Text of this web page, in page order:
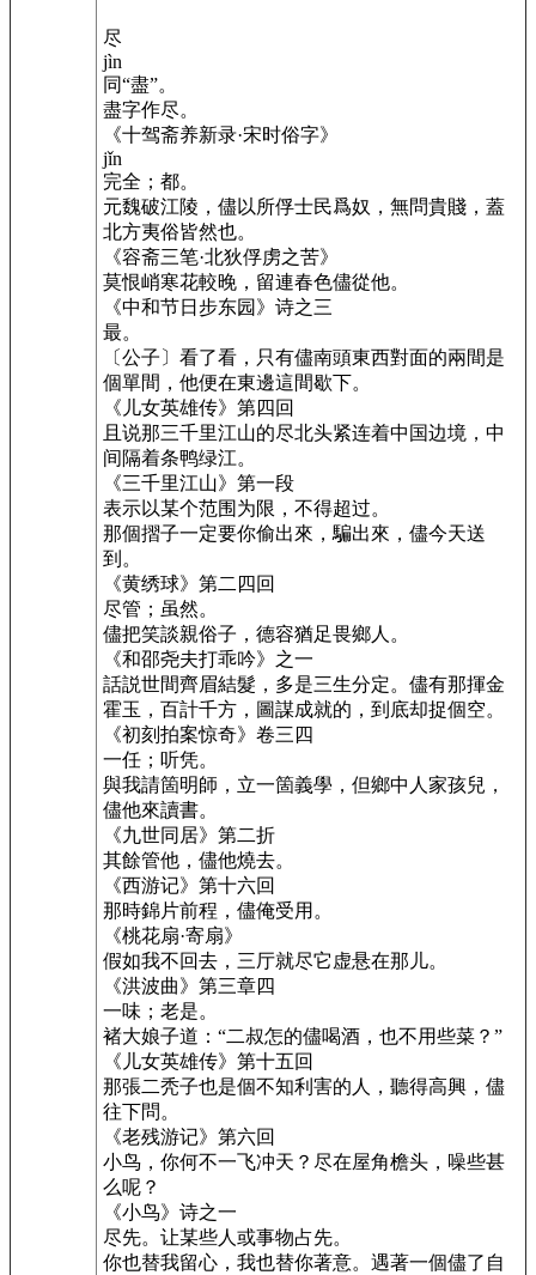
尽
jìn
同“盡”。
盡字作尽。
《十驾斋养新录·宋时俗字》
jǐn
完全；都。
元魏破江陵，儘以所俘士民爲奴，無問貴賤，蓋
北方夷俗皆然也。
《容斋三笔·北狄俘虏之苦》
莫恨峭寒花較晚，留連春色儘從他。
《中和节日步东园》诗之三
最。
〔公子〕看了看，只有儘南頭東西對面的兩間是
個單間，他便在東邊這間歇下。
《儿女英雄传》第四回
且说那三千里江山的尽北头紧连着中国边境，中
间隔着条鸭绿江。
《三千里江山》第一段
表示以某个范围为限，不得超过。
那個摺子一定要你偷出來，騙出來，儘今天送
到。
《黄绣球》第二四回
尽管；虽然。
儘把笑談親俗子，德容猶足畏鄉人。
《和邵尧夫打乖吟》之一
話説世間齊眉結髮，多是三生分定。儘有那揮金
霍玉，百計千方，圖謀成就的，到底却捉個空。
《初刻拍案惊奇》卷三四
一任；听凭。
與我請箇明師，立一箇義學，但鄉中人家孩兒，
儘他來讀書。
《九世同居》第二折
其餘管他，儘他燒去。
《西游记》第十六回
那時錦片前程，儘俺受用。
《桃花扇·寄扇》
假如我不回去，三厅就尽它虚悬在那儿。
《洪波曲》第三章四
一味；老是。
褚大娘子道：“二叔怎的儘喝酒，也不用些菜？”
《儿女英雄传》第十五回
那張二秃子也是個不知利害的人，聽得高興，儘
往下問。
《老残游记》第六回
小鸟，你何不一飞冲天？尽在屋角檐头，噪些甚
么呢？
《小鸟》诗之一
尽先。让某些人或事物占先。
你也替我留心，我也替你著意。遇著一個儘了自